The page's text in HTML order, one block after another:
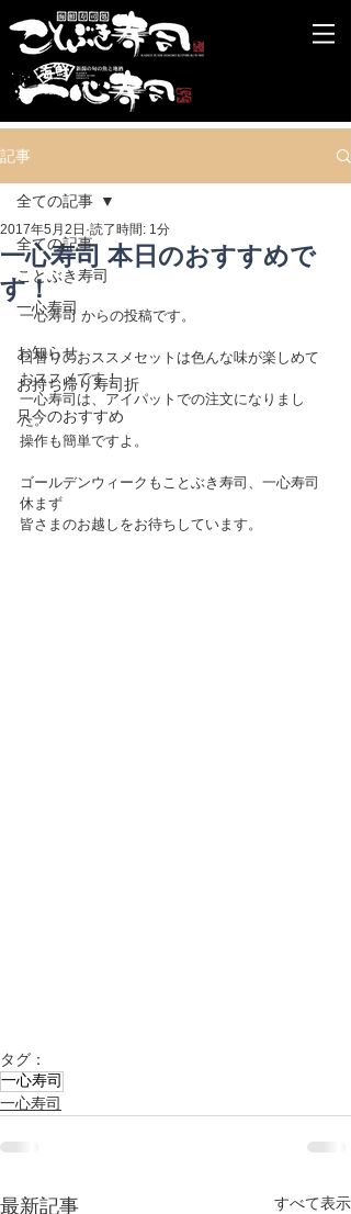
記事
全ての記事
ことぶき寿司
一心寿司
お知らせ
お持ち帰り寿司折
只今のおすすめ
全ての記事
一心寿司 本日のおすすめで
す！
2017年5月2日 読了時間: 1分
一心寿司 からの投稿です。
日替りのおススメセットは色んな味が楽しめて
おススメです！
一心寿司は、アイパットでの注文になりまし
た。
操作も簡単ですよ。
ゴールデンウィークもことぶき寿司、一心寿司
休まず
皆さまのお越しをお待ちしています。
タグ：
一心寿司
一心寿司
最新記事 すべて表示